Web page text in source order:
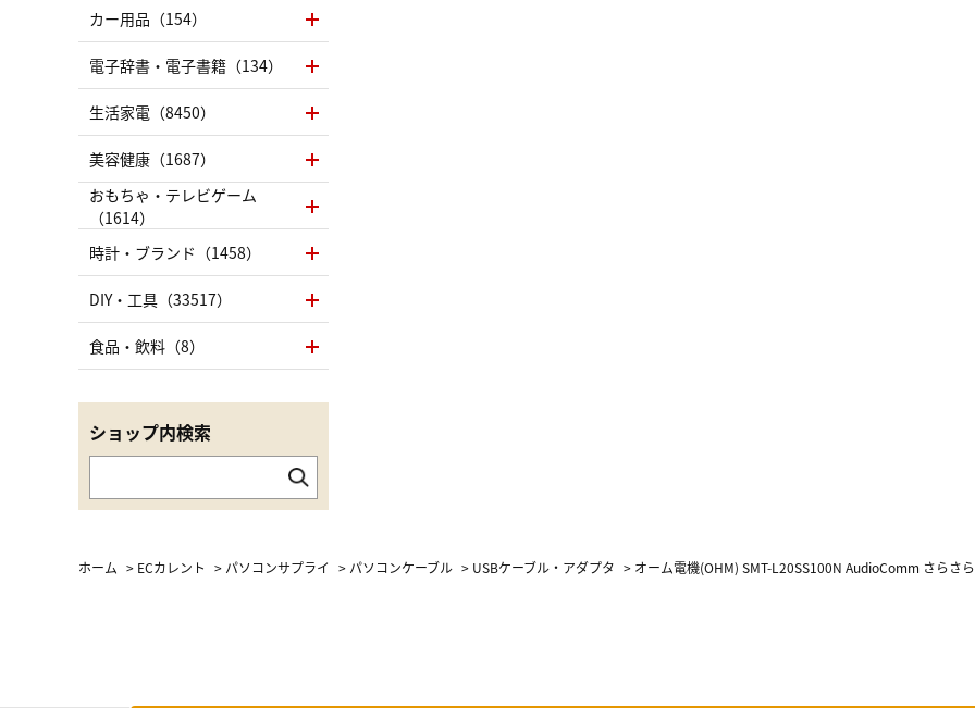
カー用品（154）
電子辞書・電子書籍（134）
生活家電（8450）
美容健康（1687）
おもちゃ・テレビゲーム
（1614）
時計・ブランド（1458）
DIY・工具（33517）
食品・飲料（8）
ショップ内検索
ホーム > ECカレント > パソコンサプライ > パソコンケーブル > USBケーブル・アダプタ > オーム電機(OHM) SMT-L20SS100N AudioComm さらさ